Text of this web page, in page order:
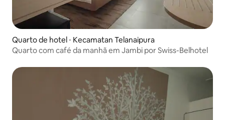
Quarto de hotel ⋅ Kecamatan Telanaipura
Quarto com café da manhã em Jambi por Swiss-Belhotel